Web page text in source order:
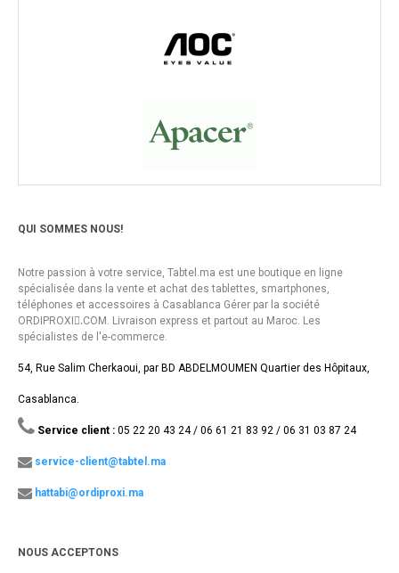
QUI SOMMES NOUS!
Notre passion à votre service, Tabtel.ma est une boutique en ligne
spécialisée dans la vente et achat des tablettes, smartphones,
téléphones et accessoires à Casablanca Gérer par la société
ORDIPROXI.ِCOM. Livraison express et partout au Maroc. Les
spécialistes de l'e-commerce.
54, Rue Salim Cherkaoui, par BD ABDELMOUMEN Quartier des Hôpitaux,
Casablanca.
Service client : 05 22 20 43 24 / 06 61 21 83 92 / 06 31 03 87 24
service-client@tabtel.ma
hattabi@ordiproxi.ma
NOUS ACCEPTONS